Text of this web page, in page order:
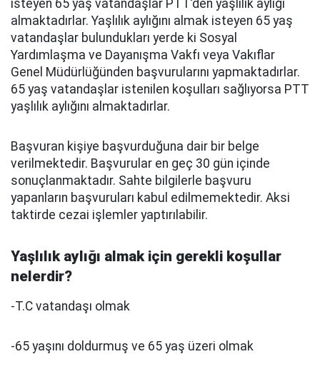
isteyen 65 yaş vatandaşlar PTT’den yaşlılık aylığı
almaktadırlar. Yaşlılık aylığını almak isteyen 65 yaş
vatandaşlar bulundukları yerde ki Sosyal
Yardımlaşma ve Dayanışma Vakfı veya Vakıflar
Genel Müdürlüğünden başvurularını yapmaktadırlar.
65 yaş vatandaşlar istenilen koşulları sağlıyorsa PTT
yaşlılık aylığını almaktadırlar.
Başvuran kişiye başvurduğuna dair bir belge
verilmektedir. Başvurular en geç 30 gün içinde
sonuçlanmaktadır. Sahte bilgilerle başvuru
yapanların başvuruları kabul edilmemektedir. Aksi
taktirde cezai işlemler yaptırılabilir.
Yaşlılık aylığı almak için gerekli koşullar
nelerdir?
-T.C vatandaşı olmak
-65 yaşını doldurmuş ve 65 yaş üzeri olmak